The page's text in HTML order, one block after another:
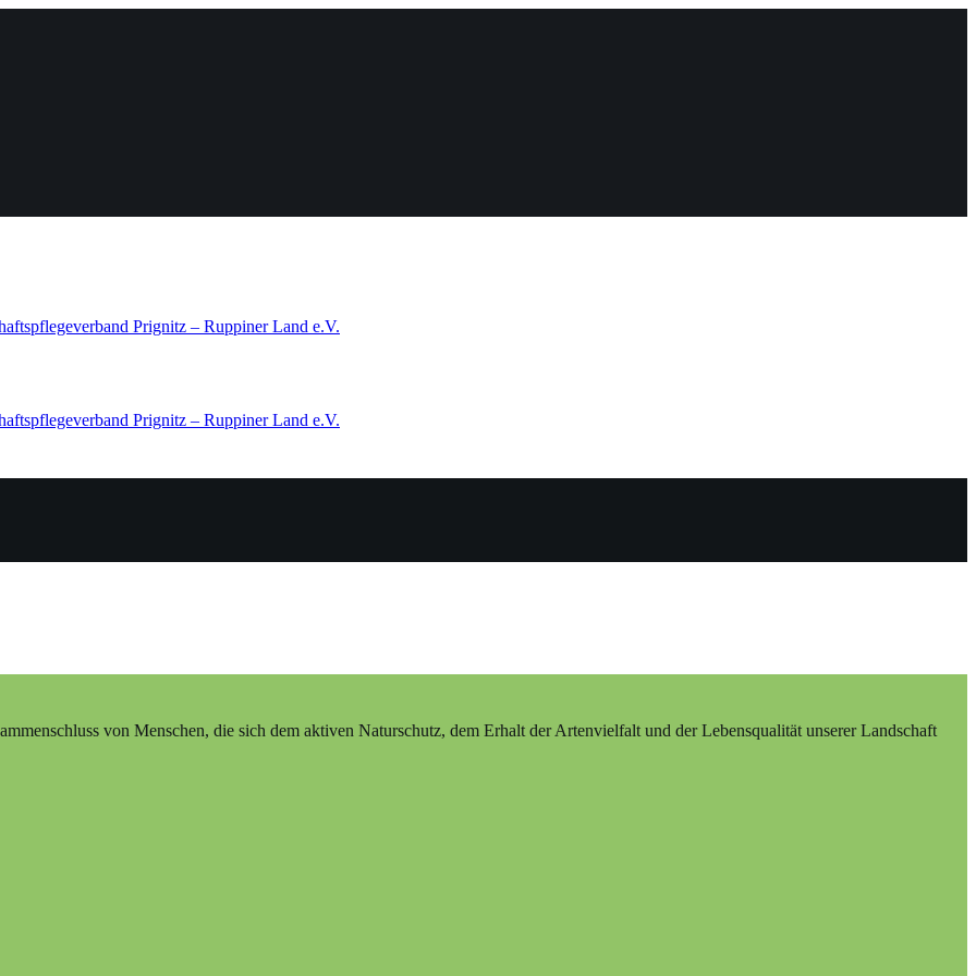
von Menschen, die sich dem aktiven Naturschutz, dem Erhalt der Artenvielfalt und der Lebensqualität unserer Landschaft